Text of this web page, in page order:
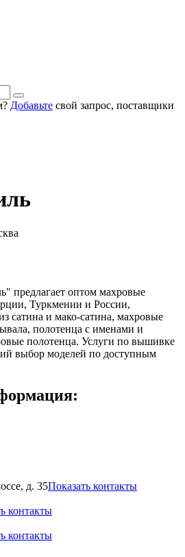
Добавьте свой запрос, поставщики
предлагает оптом махровые
Туркмении и России,
сатина и мако-сатина, махровые
полотенца с именами и
полотенца. Услуги по вышивке
выбор моделей по доступным
д. 35Показать контакты
контакты
контакты